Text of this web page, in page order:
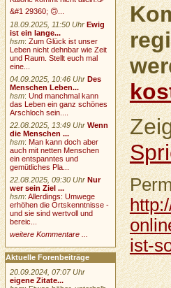
ist-
&#1 29360; 🙃...
18.09.2025, 11:50 Uhr Ewig
ist ein lange...
hsm:Zum Glück ist unser
Leben nicht dehnbar wie Zeit
und Raum. Stellt euch mal
eine...
04.09.2025, 10:46 Uhr Des
Menschen Leben...
hsm:Und manchmal kann
das Leben ein ganz schönes
Arschloch sein....
22.08.2025, 13:49 Uhr Wenn
die Menschen ...
hsm:Man kann doch aber
auch mit netten Menschen
ein entspanntes und
gemütliches Pla...
22.08.2025, 09:30 Uhr Nur
wer sein Ziel ...
hsm:Allerdings: Umwege
erhöhen die Ortskenntnisse -
und sie sind wertvoll und
bereic...
weitere Kommentare ...
Aktuelle Forenbeiträge
20.09.2024, 07:07 Uhr
eigene Zitate...